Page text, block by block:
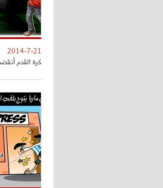
2014-7-21
كرة القدم